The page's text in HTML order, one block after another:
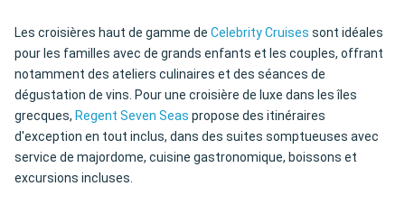
Les croisières haut de gamme de Celebrity Cruises sont idéales
pour les familles avec de grands enfants et les couples, offrant
notamment des ateliers culinaires et des séances de
dégustation de vins. Pour une croisière de luxe dans les îles
grecques, Regent Seven Seas propose des itinéraires
d'exception en tout inclus, dans des suites somptueuses avec
service de majordome, cuisine gastronomique, boissons et
excursions incluses.